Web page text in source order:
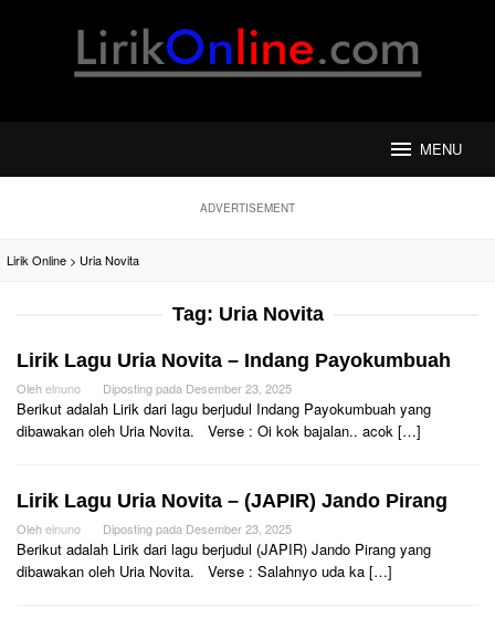
MENU
ADVERTISEMENT
Lirik Online > Uria Novita
Tag: Uria Novita
Lirik Lagu Uria Novita – Indang Payokumbuah
Olehelnuno Diposting pada Desember 23, 2025
Berikut adalah Lirik dari lagu berjudul Indang Payokumbuah yang
dibawakan oleh Uria Novita. Verse : Oi kok bajalan.. acok […]
Lirik Lagu Uria Novita – (JAPIR) Jando Pirang
Olehelnuno Diposting pada Desember 23, 2025
Berikut adalah Lirik dari lagu berjudul (JAPIR) Jando Pirang yang
dibawakan oleh Uria Novita. Verse : Salahnyo uda ka […]